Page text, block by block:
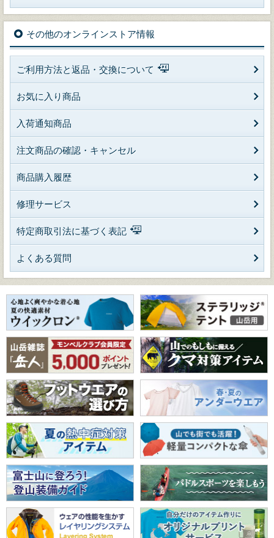
その他のオンラインストア情報
ご利用方法と返品・交換について
お気に入り商品
入荷通知商品
注文商品の確認・キャンセル
商品購入履歴
修理サービス
特定商取引法に基づく表記
よくある質問